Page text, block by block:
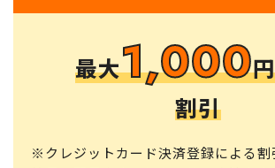
最大1,000円
割引
※クレジットカード決済登録による割